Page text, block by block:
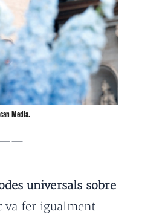
Media.
universals sobre
va fer igualment